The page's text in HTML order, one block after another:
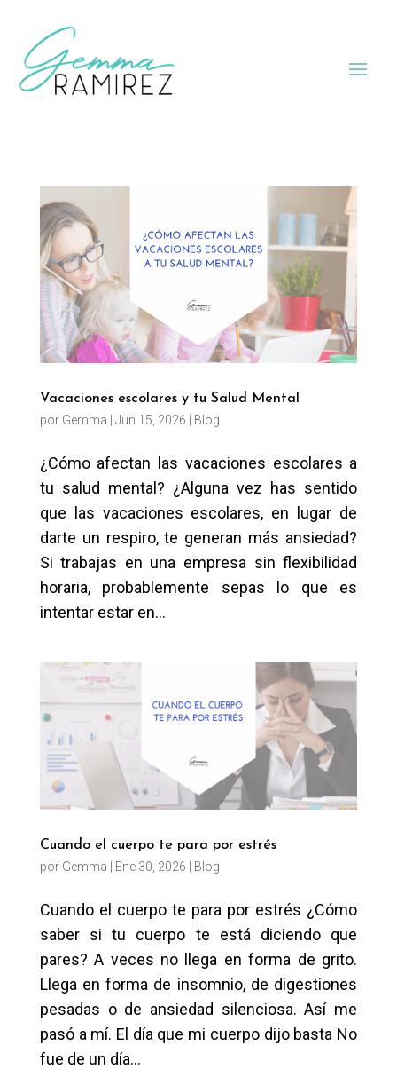
Vacaciones escolares y tu Salud Mental
por Gemma Jun 15, 2026 Blog
¿Cómo afectan las vacaciones escolares a
tu salud mental? ¿Alguna vez has sentido
que las vacaciones escolares, en lugar de
darte un respiro, te generan más ansiedad?
Si trabajas en una empresa sin flexibilidad
horaria, probablemente sepas lo que es
intentar estar en...
Cuando el cuerpo te para por estrés
por Gemma Ene 30, 2026 Blog
Cuando el cuerpo te para por estrés ¿Cómo
saber si tu cuerpo te está diciendo que
pares? A veces no llega en forma de grito.
Llega en forma de insomnio, de digestiones
pesadas o de ansiedad silenciosa. Así me
pasó a mí. El día que mi cuerpo dijo basta No
fue de un día...